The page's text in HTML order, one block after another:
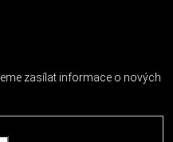
zasílat informace o nových